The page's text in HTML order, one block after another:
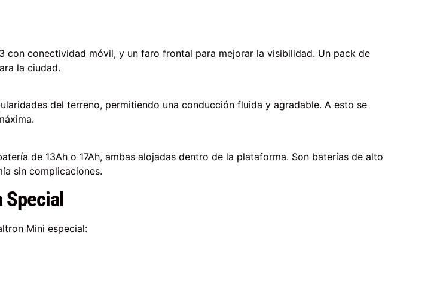
con conectividad móvil, y un faro frontal para mejorar la visibilidad. Un pack de
la ciudad.
del terreno, permitiendo una conducción fluida y agradable. A esto se
de 13Ah o 17Ah, ambas alojadas dentro de la plataforma. Son baterías de alto
sin complicaciones.
Special
Mini especial: